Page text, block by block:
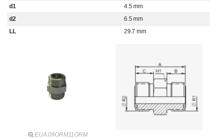
d1
4.5 mm
d2
6.5 mm
LL
29.7 mm
EUA.09ORM11ORM